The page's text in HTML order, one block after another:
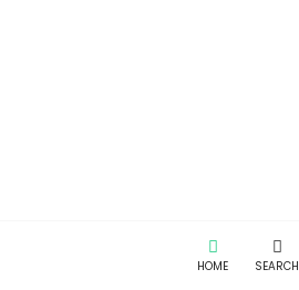
HOME SEARCH